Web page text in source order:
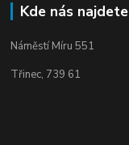
Kde nás najdete
Náměstí Míru 551
Třinec, 739 61